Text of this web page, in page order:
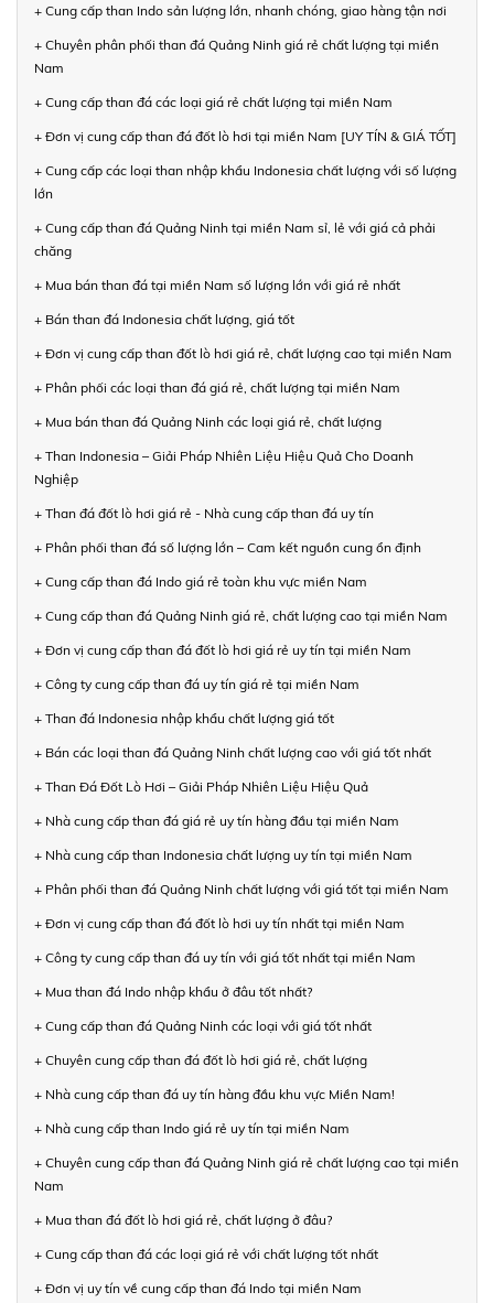
+ Cung cấp than Indo sản lượng lớn, nhanh chóng, giao hàng tận nơi
+ Chuyên phân phối than đá Quảng Ninh giá rẻ chất lượng tại miền
Nam
+ Cung cấp than đá các loại giá rẻ chất lượng tại miền Nam
+ Đơn vị cung cấp than đá đốt lò hơi tại miền Nam [UY TÍN & GIÁ TỐT]
+ Cung cấp các loại than nhập khẩu Indonesia chất lượng với số lượng
lớn
+ Cung cấp than đá Quảng Ninh tại miền Nam sỉ, lẻ với giá cả phải
chăng
+ Mua bán than đá tại miền Nam số lượng lớn với giá rẻ nhất
+ Bán than đá Indonesia chất lượng, giá tốt
+ Đơn vị cung cấp than đốt lò hơi giá rẻ, chất lượng cao tại miền Nam
+ Phân phối các loại than đá giá rẻ, chất lượng tại miền Nam
+ Mua bán than đá Quảng Ninh các loại giá rẻ, chất lượng
+ Than Indonesia – Giải Pháp Nhiên Liệu Hiệu Quả Cho Doanh
Nghiệp
+ Than đá đốt lò hơi giá rẻ - Nhà cung cấp than đá uy tín
+ Phân phối than đá số lượng lớn – Cam kết nguồn cung ổn định
+ Cung cấp than đá Indo giá rẻ toàn khu vực miền Nam
+ Cung cấp than đá Quảng Ninh giá rẻ, chất lượng cao tại miền Nam
+ Đơn vị cung cấp than đá đốt lò hơi giá rẻ uy tín tại miền Nam
+ Công ty cung cấp than đá uy tín giá rẻ tại miền Nam
+ Than đá Indonesia nhập khẩu chất lượng giá tốt
+ Bán các loại than đá Quảng Ninh chất lượng cao với giá tốt nhất
+ Than Đá Đốt Lò Hơi – Giải Pháp Nhiên Liệu Hiệu Quả
+ Nhà cung cấp than đá giá rẻ uy tín hàng đầu tại miền Nam
+ Nhà cung cấp than Indonesia chất lượng uy tín tại miền Nam
+ Phân phối than đá Quảng Ninh chất lượng với giá tốt tại miền Nam
+ Đơn vị cung cấp than đá đốt lò hơi uy tín nhất tại miền Nam
+ Công ty cung cấp than đá uy tín với giá tốt nhất tại miền Nam
+ Mua than đá Indo nhập khẩu ở đâu tốt nhất?
+ Cung cấp than đá Quảng Ninh các loại với giá tốt nhất
+ Chuyên cung cấp than đá đốt lò hơi giá rẻ, chất lượng
+ Nhà cung cấp than đá uy tín hàng đầu khu vực Miền Nam!
+ Nhà cung cấp than Indo giá rẻ uy tín tại miền Nam
+ Chuyên cung cấp than đá Quảng Ninh giá rẻ chất lượng cao tại miền
Nam
+ Mua than đá đốt lò hơi giá rẻ, chất lượng ở đâu?
+ Cung cấp than đá các loại giá rẻ với chất lượng tốt nhất
+ Đơn vị uy tín về cung cấp than đá Indo tại miền Nam